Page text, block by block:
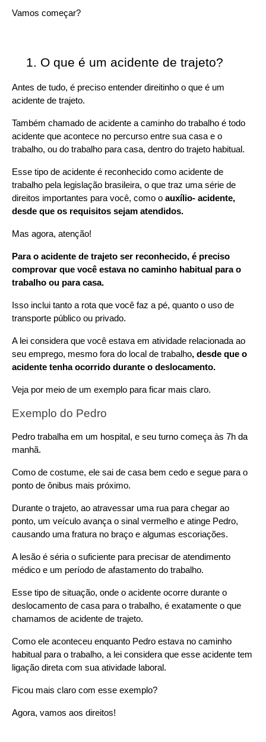
Vamos começar?
O que é um acidente de trajeto?
Antes de tudo, é preciso entender direitinho o que é um
acidente de trajeto.
Também chamado de acidente a caminho do trabalho é todo
acidente que acontece no percurso entre sua casa e o
trabalho, ou do trabalho para casa, dentro do trajeto habitual.
Esse tipo de acidente é reconhecido como acidente de
trabalho pela legislação brasileira, o que traz uma série de
direitos importantes para você, como o auxílio- acidente,
desde que os requisitos sejam atendidos.
Mas agora, atenção!
Para o acidente de trajeto ser reconhecido, é preciso
comprovar que você estava no caminho habitual para o
trabalho ou para casa.
Isso inclui tanto a rota que você faz a pé, quanto o uso de
transporte público ou privado.
A lei considera que você estava em atividade relacionada ao
seu emprego, mesmo fora do local de trabalho, desde que o
acidente tenha ocorrido durante o deslocamento.
Veja por meio de um exemplo para ficar mais claro.
Exemplo do Pedro
Pedro trabalha em um hospital, e seu turno começa às 7h da
manhã.
Como de costume, ele sai de casa bem cedo e segue para o
ponto de ônibus mais próximo.
Durante o trajeto, ao atravessar uma rua para chegar ao
ponto, um veículo avança o sinal vermelho e atinge Pedro,
causando uma fratura no braço e algumas escoriações.
A lesão é séria o suficiente para precisar de atendimento
médico e um período de afastamento do trabalho.
Esse tipo de situação, onde o acidente ocorre durante o
deslocamento de casa para o trabalho, é exatamente o que
chamamos de acidente de trajeto.
Como ele aconteceu enquanto Pedro estava no caminho
habitual para o trabalho, a lei considera que esse acidente tem
ligação direta com sua atividade laboral.
Ficou mais claro com esse exemplo?
Agora, vamos aos direitos!